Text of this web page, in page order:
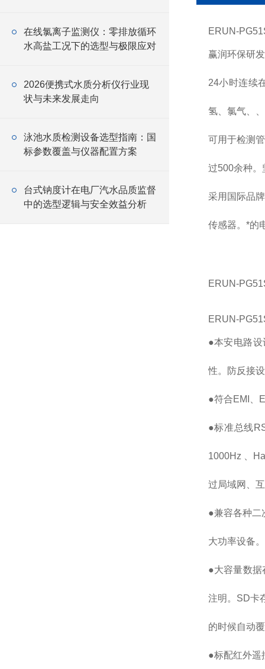
在线氯离子监测仪：零排放循环
水高盐工况下的选型与极限应对
2026便携式水质分析仪行业现
状与未来发展走向
泳池水质检测设备选型指南：国
标参数覆盖与仪器配置方案
台式钠度计在电厂汽水品质监督
中的选型逻辑与安全效益分析
ERUN-
赢润环保研
24小时连续
氢、氯气、
可用于检测
过500余种。
采用国际品
传感器。*的
ERUN-
ERUN-
●本安电路
性。防反接
●符合EMI、
●标准总线
1000Hz 、
过局域网、
●兼容各种二
大功率设备
●大容量数
注明。SD卡
的时候自动
●标配红外遥